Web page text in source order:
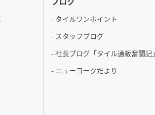
- タイルワンポイント
- スタッフブログ
- 社長ブログ「タイル通販奮闘記」
- ニューヨークだより